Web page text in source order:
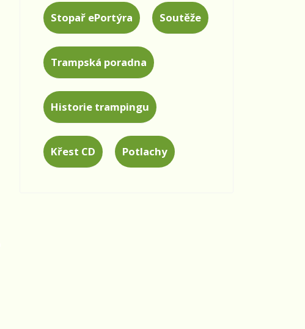
Stopař ePortýra Soutěže
Trampská poradna
Historie trampingu
Křest CD Potlachy